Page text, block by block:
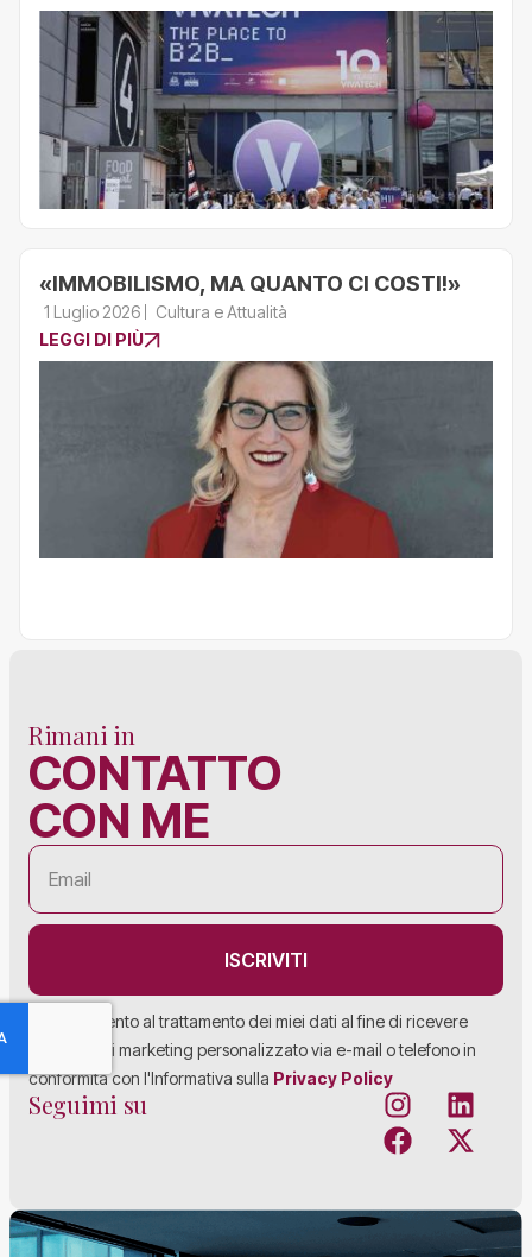
«IMMOBILISMO, MA QUANTO CI COSTI!»
1 Luglio 2026
Cultura e Attualità
LEGGI DI PIÙ
Rimani in
CONTATTO
CON ME
Acconsento al trattamento dei miei dati al fine di ricevere
materiale di marketing personalizzato via e-mail o telefono in
conformità con l'Informativa sulla Privacy Policy
ISCRIVITI
Seguimi su